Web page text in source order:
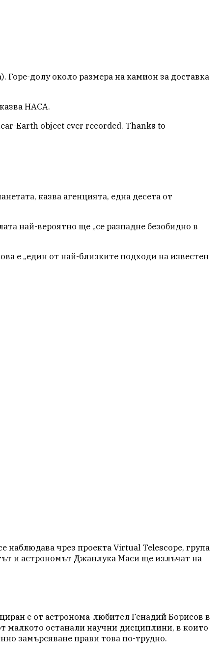
Горе-долу около размера на камион за доставка
НАСА.
Earth object ever recorded. Thanks to
казва агенцията, една десета от
най-вероятно ще „се разпадне безобидно в
е „един от най-близките подходи на известен
наблюдава чрез проекта Virtual Telescope, група
и астрономът Джанлука Маси ще излъчат на
е от астронома-любител Генадий Борисов в
малкото останали научни дисциплини, в които
замърсяване прави това по-трудно.